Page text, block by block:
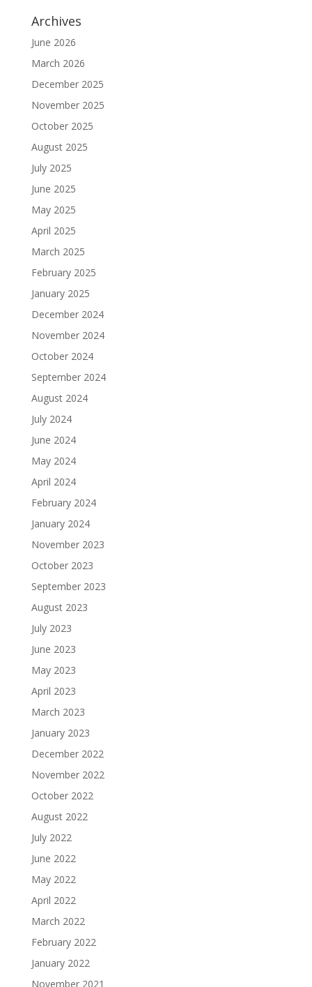
Archives
June 2026
March 2026
December 2025
November 2025
October 2025
August 2025
July 2025
June 2025
May 2025
April 2025
March 2025
February 2025
January 2025
December 2024
November 2024
October 2024
September 2024
August 2024
July 2024
June 2024
May 2024
April 2024
February 2024
January 2024
November 2023
October 2023
September 2023
August 2023
July 2023
June 2023
May 2023
April 2023
March 2023
January 2023
December 2022
November 2022
October 2022
August 2022
July 2022
June 2022
May 2022
April 2022
March 2022
February 2022
January 2022
November 2021